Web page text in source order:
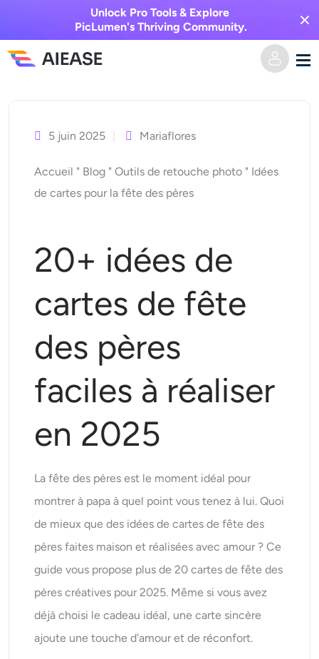
Unlock Pro Tools & Explore
PicLumen's Thriving Community.
Vidéo IA
Texte en vidéo
Effets vidéo
Générateur de baisers IA
Générateur de câlins IA
Générateur de danse IA
Seedance 2.0 Kling 2.6 Motion Control
Wan 2.5
Effets vidéo
Image vers image
Texte en image
Seedream 5.0 Pro Nano Banana Pro
Outils d’IA
Éditeur et créateur de photos
Rehausseur de photos
Extracteur d’objets
Dissolvant de filigrane
Contexte de l’IA
Prolongateur d’IA
Remplacement IA
Prisée
content
5 juin 2025 Mariaflores
Accueil " Blog "Outils de retouche photo " Idées
de cartes pour la fête des pères
20+ idées de
cartes de fête
des pères
faciles à réaliser
en 2025
La fête des pères est le moment idéal pour
montrer à papa à quel point vous tenez à lui. Quoi
de mieux que des idées de cartes de fête des
pères faites maison et réalisées avec amour ? Ce
guide vous propose plus de 20 cartes de fête des
pères créatives pour 2025. Même si vous avez
déjà choisi le cadeau idéal, une carte sincère
ajoute une touche d'amour et de réconfort.